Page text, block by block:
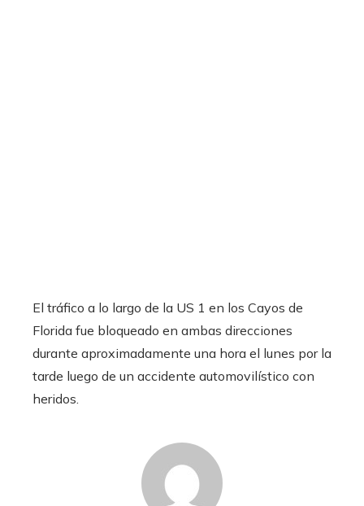
El tráfico a lo largo de la US 1 en los Cayos de
Florida fue bloqueado en ambas direcciones
durante aproximadamente una hora el lunes por la
tarde luego de un accidente automovilístico con
heridos.